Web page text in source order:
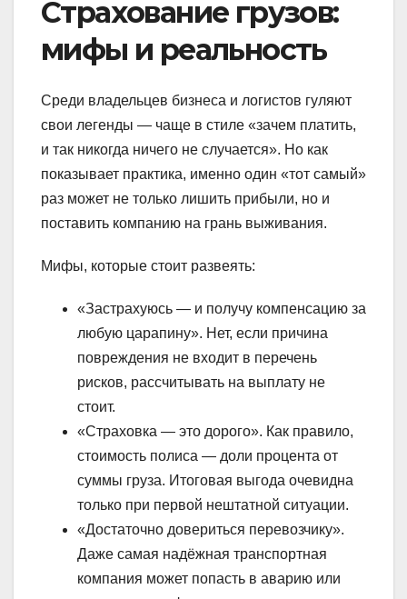
Страхование грузов:
мифы и реальность
Среди владельцев бизнеса и логистов гуляют
свои легенды — чаще в стиле «зачем платить,
и так никогда ничего не случается». Но как
показывает практика, именно один «тот самый»
раз может не только лишить прибыли, но и
поставить компанию на грань выживания.
Мифы, которые стоит развеять:
«Застрахуюсь — и получу компенсацию за
любую царапину». Нет, если причина
повреждения не входит в перечень
рисков, рассчитывать на выплату не
стоит.
«Страховка — это дорого». Как правило,
стоимость полиса — доли процента от
суммы груза. Итоговая выгода очевидна
только при первой нештатной ситуации.
«Достаточно довериться перевозчику».
Даже самая надёжная транспортная
компания может попасть в аварию или